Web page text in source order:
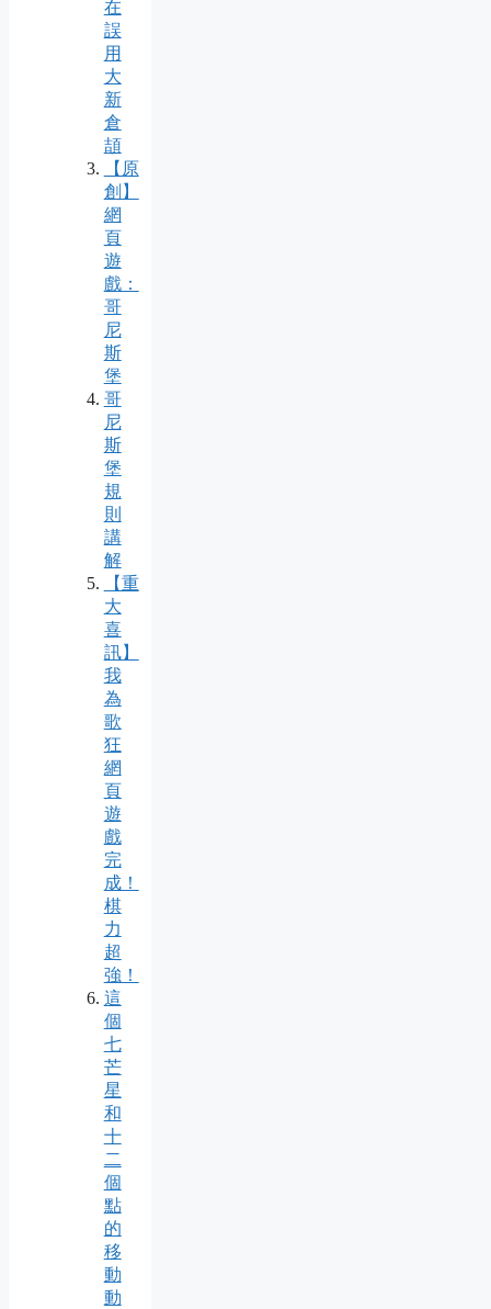
在
誤
用
大
新
倉
頡
【原
創】
網
頁
遊
戲：
哥
尼
斯
堡
哥
尼
斯
堡
規
則
講
解
【重
大
喜
訊】
我
為
歌
狂
網
頁
遊
戲
完
成！
棋
力
超
強！
這
個
七
芒
星
和
十
二
個
點
的
移
動
動